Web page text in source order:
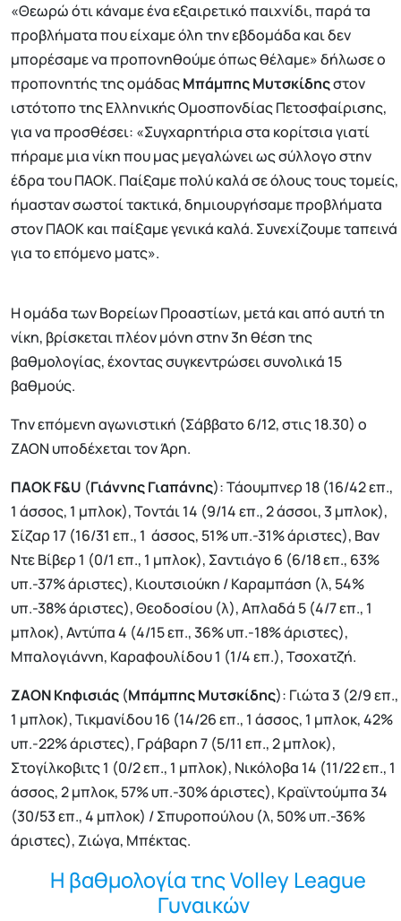
«Θεωρώ ότι κάναμε ένα εξαιρετικό παιχνίδι, παρά τα
προβλήματα που είχαμε όλη την εβδομάδα και δεν
μπορέσαμε να προπονηθούμε όπως θέλαμε» δήλωσε ο
προπονητής της ομάδαςΜπάμπης Μυτσκίδηςστον
ιστότοπο της Ελληνικής Ομοσπονδίας Πετοσφαίρισης,
για να προσθέσει: «Συγχαρητήρια στα κορίτσια γιατί
πήραμε μια νίκη που μας μεγαλώνει ως σύλλογο στην
έδρα του ΠΑΟΚ. Παίξαμε πολύ καλά σε όλους τους τομείς,
ήμασταν σωστοί τακτικά, δημιουργήσαμε προβλήματα
στον ΠΑΟΚ και παίξαμε γενικά καλά. Συνεχίζουμε ταπεινά
για το επόμενο ματς».
Η ομάδα των Βορείων Προαστίων, μετά και από αυτή τη
νίκη, βρίσκεται πλέον μόνη στην 3η θέση της
βαθμολογίας, έχοντας συγκεντρώσει συνολικά 15
βαθμούς.
Την επόμενη αγωνιστική (Σάββατο 6/12, στις 18.30) ο
ΖΑΟΝ υποδέχεται τον Άρη.
ΠΑΟΚ F&U (Γιάννης Γιαπάνης): Τάουμπνερ 18 (16/42 επ.,
1 άσσος, 1 μπλοκ), Τοντάι 14 (9/14 επ., 2 άσσοι, 3 μπλοκ),
Σίζαρ 17 (16/31 επ., 1 άσσος, 51% υπ.-31% άριστες), Βαν
Ντε Βίβερ 1 (0/1 επ., 1 μπλοκ), Σαντιάγο 6 (6/18 επ., 63%
υπ.-37% άριστες), Κιουτσιούκη / Καραμπάση (λ, 54%
υπ.-38% άριστες), Θεοδοσίου (λ), Απλαδά 5 (4/7 επ., 1
μπλοκ), Αντύπα 4 (4/15 επ., 36% υπ.-18% άριστες),
Μπαλογιάννη, Καραφουλίδου 1 (1/4 επ.), Τσοχατζή.
ΖΑΟΝ Κηφισιάς (Μπάμπης Μυτσκίδης): Γιώτα 3 (2/9 επ.,
1 μπλοκ), Τικμανίδου 16 (14/26 επ., 1 άσσος, 1 μπλοκ, 42%
υπ.-22% άριστες), Γράβαρη 7 (5/11 επ., 2 μπλοκ),
Στογίλκοβιτς 1 (0/2 επ., 1 μπλοκ), Νικόλοβα 14 (11/22 επ., 1
άσσος, 2 μπλοκ, 57% υπ.-30% άριστες), Κραϊντούμπα 34
(30/53 επ., 4 μπλοκ) / Σπυροπούλου (λ, 50% υπ.-36%
άριστες), Ζιώγα, Μπέκτας.
Η βαθμολογία της Volley League
Γυναικών